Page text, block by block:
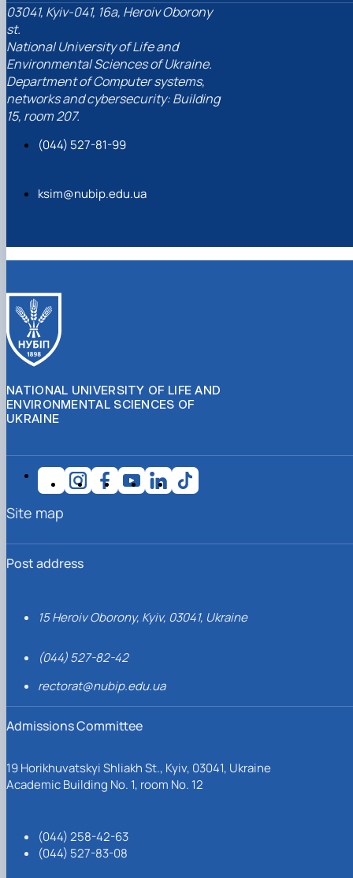
03041, Kyiv-041, 16a, Heroiv Oborony
st.
National University of Life and
Environmental Sciences of Ukraine.
Department of Computer systems,
networks and cybersecurity: Building
15, room 207.
(044) 527-81-99
ksim@nubip.edu.ua
NATIONAL UNIVERSITY OF LIFE AND
ENVIRONMENTAL SCIENCES OF
UKRAINE
Post address
15 Heroiv Oborony, Kyiv, 03041, Ukraine
(044) 527-82-42
rectorat@nubip.edu.ua
Admissions Committee
19 Horikhuvatskyi Shliakh St., Kyiv, 03041, Ukraine
Academic Building No. 1, room No. 12
(044) 258-42-63
(044) 527-83-08
Site map